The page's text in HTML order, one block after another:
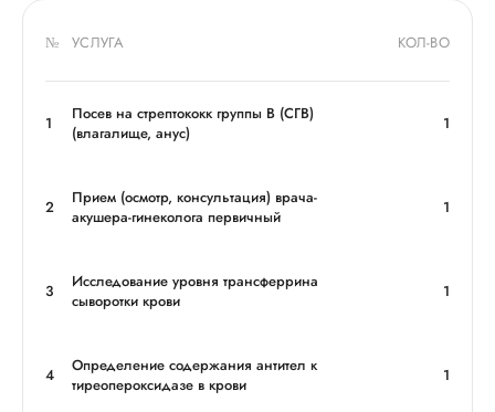
№ УСЛУГА КОЛ-ВО
1
Посев на стрептококк группы В (СГВ)
(влагалище, анус)
1
2
Прием (осмотр, консультация) врача-
акушера-гинеколога первичный
1
3
Исследование уровня трансферрина
сыворотки крови
1
4
Определение содержания антител к
тиреопероксидазе в крови
1